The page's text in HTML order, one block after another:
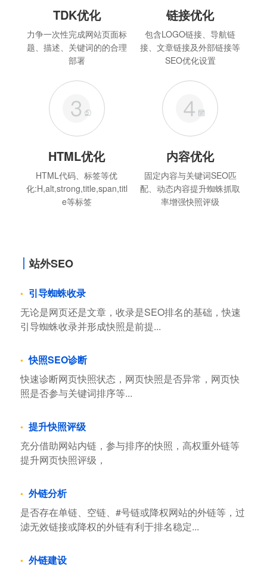
TDK优化
力争一次性完成网站页面标
题、描述、关键词的的合理
部署
链接优化
包含LOGO链接、导航链
接、文章链接及外部链接等
SEO优化设置
HTML优化
HTML代码、标签等优
化:H,alt,strong,title,span,titl
e等标签
内容优化
固定内容与关键词SEO匹
配、动态内容提升蜘蛛抓取
率增强快照评级
站外SEO
引导蜘蛛收录
无论是网页还是文章，收录是SEO排名的基础，快速
引导蜘蛛收录并形成快照是前提...
快照SEO诊断
快速诊断网页快照状态，网页快照是否异常，网页快
照是否参与关键词排序等...
提升快照评级
充分借助网站内链，参与排序的快照，高权重外链等
提升网页快照评级，
外链分析
是否存在单链、空链、#号链或降权网站的外链等，过
滤无效链接或降权的外链有利于排名稳定...
外链建设